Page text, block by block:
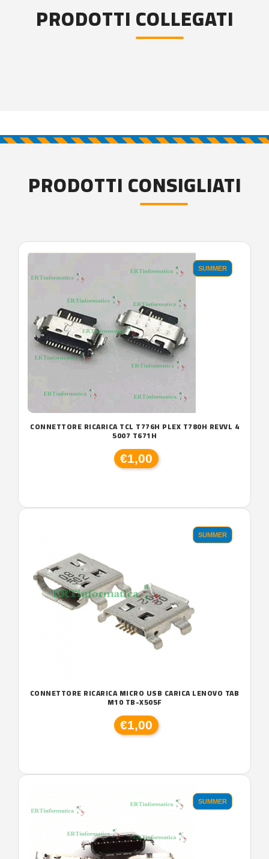
PRODOTTI COLLEGATI
PRODOTTI CONSIGLIATI
SUMMER
CONNETTORE RICARICA TCL T776H PLEX T780H REVVL 4
5007 T671H
€1,00
SUMMER
CONNETTORE RICARICA MICRO USB CARICA LENOVO TAB
M10 TB-X505F
€1,00
SUMMER